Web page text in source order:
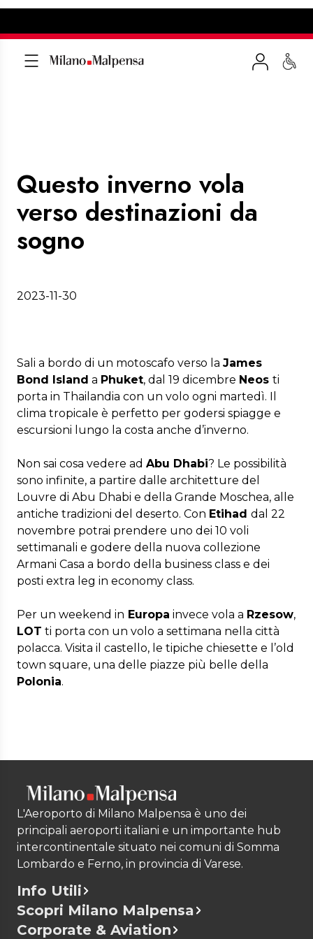
Questo inverno vola
verso destinazioni da
sogno
2023-11-30
Sali a bordo di un motoscafo verso la James
Bond Island a Phuket, dal 19 dicembre Neos ti
porta in Thailandia con un volo ogni martedì. Il
clima tropicale è perfetto per godersi spiagge e
escursioni lungo la costa anche d’inverno.
Non sai cosa vedere ad Abu Dhabi? Le possibilità
sono infinite, a partire dalle architetture del
Louvre di Abu Dhabi e della Grande Moschea, alle
antiche tradizioni del deserto. Con Etihad dal 22
novembre potrai prendere uno dei 10 voli
settimanali e godere della nuova collezione
Armani Casa a bordo della business class e dei
posti extra leg in economy class.
Per un weekend in Europa invece vola a Rzesow,
LOT ti porta con un volo a settimana nella città
polacca. Visita il castello, le tipiche chiesette e l’old
town square, una delle piazze più belle della
Polonia.
L'Aeroporto di Milano Malpensa è uno dei
principali aeroporti italiani e un importante hub
intercontinentale situato nei comuni di Somma
Lombardo e Ferno, in provincia di Varese.
Info Utili
Scopri Milano Malpensa
Corporate & Aviation